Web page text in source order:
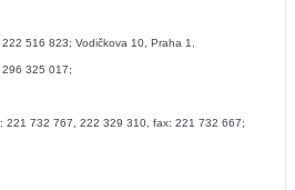
516 823; Vodičkova 10, Praha 1,
325 017;
221 732 767, 222 329 310, fax: 221 732 667;